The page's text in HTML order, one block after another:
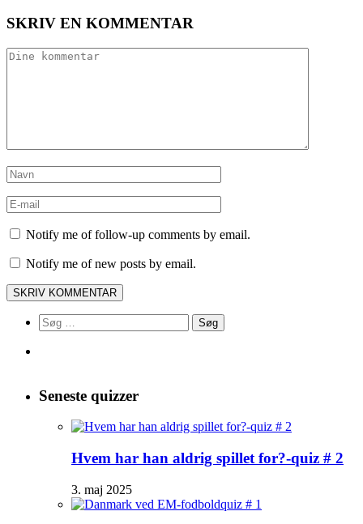
SKRIV EN KOMMENTAR
Notify me of follow-up comments by email.
Notify me of new posts by email.
Søg
efter:
Seneste quizzer
Hvem har han aldrig spillet for?-quiz # 2
3. maj 2025